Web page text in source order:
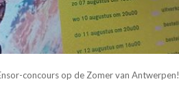
concours op de Zomer van Antwerpen!